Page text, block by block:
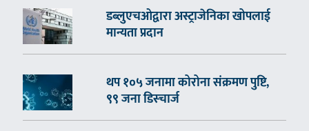
डब्लुएचओद्वारा अस्ट्राजेनिका खोपलाई
मान्यता प्रदान
थप १०५ जनामा कोरोना संक्रमण पुष्टि,
९९ जना डिस्चार्ज